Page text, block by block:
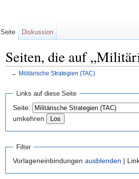
Seiten, die auf
← Militärische Strategien (TAC)
Links auf diese Seite
Seite:
umkehren
Filter
Vorlageneinbindungen ausblenden |
Seite Diskussion